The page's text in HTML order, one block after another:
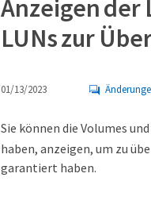
Anzeigen der
LUNs zur
01/13/2023
Sie können die Volumes
haben, anzeigen, um zu
garantiert haben.